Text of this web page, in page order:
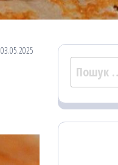
03.05.2025
Пошук: